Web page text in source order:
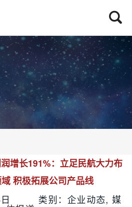
增长191%：立足民航大力布
积极拓展公司产品线
6日 类别：企业动态, 媒